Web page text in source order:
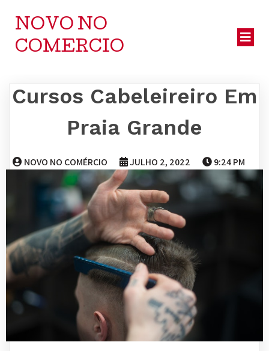
NOVO NO
COMERCIO
Cursos Cabeleireiro Em
Praia Grande
NOVO NO COMÉRCIO JULHO 2, 2022 9:24 PM